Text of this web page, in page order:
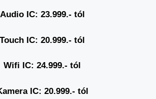
Audio IC: 23.999.- tól
Touch IC: 20.999.- tól
Wifi IC: 24.999.- tól
IC: 20.999.- tól